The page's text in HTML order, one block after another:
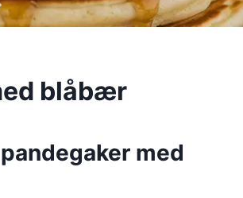
blåbær
med